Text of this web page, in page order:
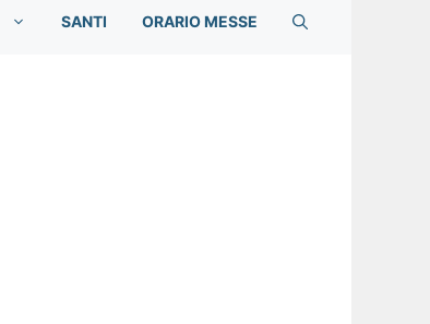
SANTI ORARIO MESSE